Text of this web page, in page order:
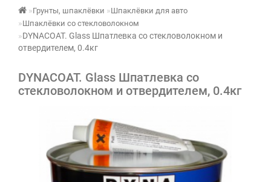
Грунты, шпаклёвки
Шпаклёвки для авто
Шпаклёвки со стекловолокном
DYNACOAT. Glass Шпатлевка со стекловолокном и
отвердителем, 0.4кг
DYNACOAT. Glass Шпатлевка со
стекловолокном и отвердителем, 0.4кг